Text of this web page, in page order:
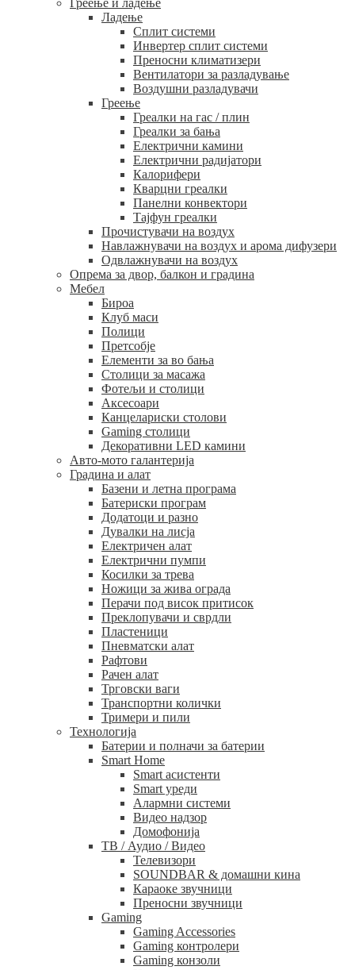
Греење и ладење
Ладење
Сплит системи
Инвертер сплит системи
Преносни климатизери
Вентилатори за разладување
Воздушни разладувачи
Греење
Греалки на гас / плин
Греалки за бања
Електрични камини
Електрични радијатори
Калорифери
Кварцни греалки
Панелни конвектори
Тајфун греалки
Прочистувачи на воздух
Навлажнувачи на воздух и арома дифузери
Одвлажнувачи на воздух
Опрема за двор, балкон и градина
Мебел
Бироа
Клуб маси
Полици
Претсобје
Елементи за во бања
Столици за масажа
Фотељи и столици
Аксесоари
Канцелариски столови
Gaming столици
Декоративни LED камини
Авто-мото галантерија
Градина и алат
Базени и летна програма
Батериски програм
Додатоци и разно
Дувалки на лисја
Електричен алат
Електрични пумпи
Косилки за трева
Ножици за жива ограда
Перачи под висок притисок
Преклопувачи и сврдли
Пластеници
Пневматски алат
Рафтови
Рачен алат
Трговски ваги
Транспортни колички
Тримери и пили
Технологија
Батерии и полначи за батерии
Smart Home
Smart асистенти
Smart уреди
Алармни системи
Видео надзор
Домофонија
ТВ / Аудио / Видео
Телевизори
SOUNDBAR & домашни кина
Караоке звучници
Преносни звучници
Gaming
Gaming Accessories
Gaming контролери
Gaming конзоли